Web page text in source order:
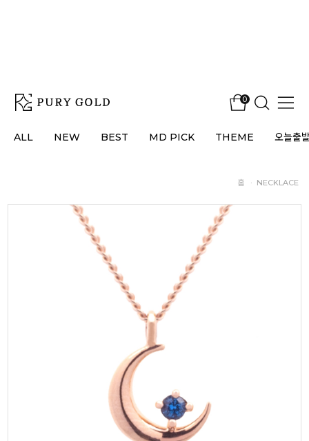
0
ALL NEW BEST MD PICK THEME 오늘출
홈 · NECKLACE